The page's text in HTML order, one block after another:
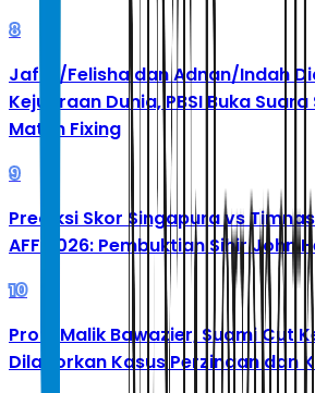
8
Jafar/Felisha dan Adnan/Indah
Kejuaraan Dunia, PBSI Buka
Match Fixing
9
Prediksi Skor Singapura vs
AFF 2026: Pembuktian Sihir John
10
Profil Malik Bawazier, Suami Cut
Dilaporkan Kasus Perzinaan dan